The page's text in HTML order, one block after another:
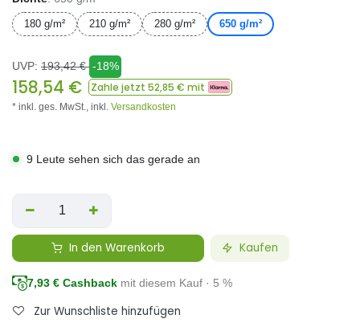
180 g/m² 210 g/m² 280 g/m² 650 g/m²
UVP: 193,42€ -18%
158,54 € Zahle jetzt 52,85 € mit
* inkl. ges. MwSt., inkl. Versandkosten
9 Leute sehen sich das gerade an
In den Warenkorb Kaufen
7,93 € Cashback mit diesem Kauf · 5 %
Zur Wunschliste hinzufügen